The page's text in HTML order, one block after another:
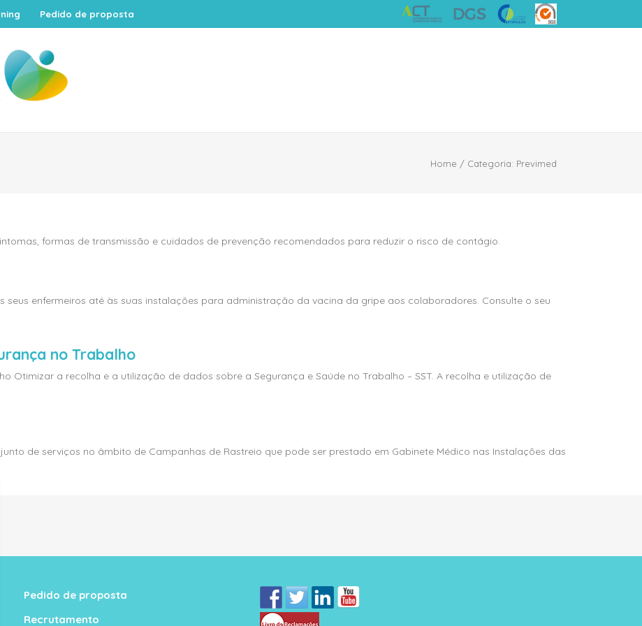
Pedido de proposta
Home / Categoria: Previmed
formas de transmissão e cuidados de prevenção recomendados para reduzir o risco de contágio.
seus enfermeiros até às suas instalações para administração da vacina da gripe aos colaboradores. Consulte o seu
no Trabalho
Otimizar a recolha e a utilização de dados sobre a Segurança e Saúde no Trabalho – SST. A recolha e utilização de
de serviços no âmbito de Campanhas de Rastreio que pode ser prestado em Gabinete Médico nas Instalações das
Pedido de proposta
Recrutamento